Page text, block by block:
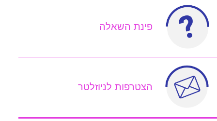
פינת השאלה
הצטרפות לניוזלטר